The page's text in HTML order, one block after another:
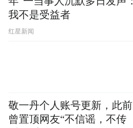
我不是受益者
红星新闻
敬一丹个人账号更新，此前
曾置顶网友“不信谣，不传